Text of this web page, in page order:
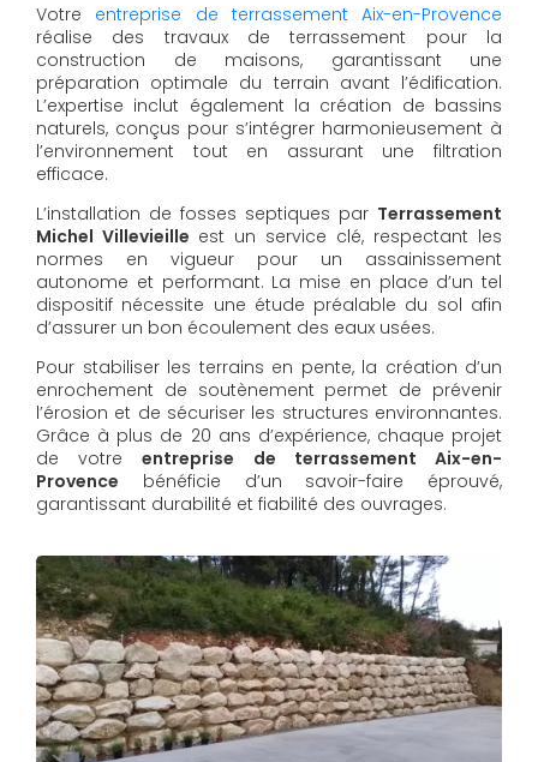
Votre entreprise de terrassement Aix-en-Provence
réalise des travaux de terrassement pour la
construction de maisons, garantissant une
préparation optimale du terrain avant l’édification.
L’expertise inclut également la création de bassins
naturels, conçus pour s’intégrer harmonieusement à
l’environnement tout en assurant une filtration
efficace.
L’installation de fosses septiques par Terrassement
Michel Villevieille est un service clé, respectant les
normes en vigueur pour un assainissement
autonome et performant. La mise en place d’un tel
dispositif nécessite une étude préalable du sol afin
d’assurer un bon écoulement des eaux usées.
Pour stabiliser les terrains en pente, la création d’un
enrochement de soutènement permet de prévenir
l’érosion et de sécuriser les structures environnantes.
Grâce à plus de 20 ans d’expérience, chaque projet
de votreentreprise de terrassement Aix-en-
Provence bénéficie d’un savoir-faire éprouvé,
garantissant durabilité et fiabilité des ouvrages.